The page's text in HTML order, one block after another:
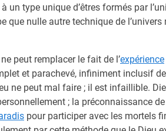
un type unique d’êtres formés par
que nulle autre technique de
peut remplacer le fait de l’expérience
et parachevé, infiniment inclusif
ne peut mal faire ; il est infaillible.
; la préconnaissance
pour participer avec les mortels